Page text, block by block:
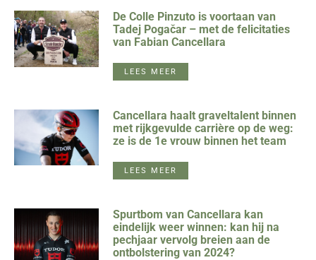
De Colle Pinzuto is voortaan van
Tadej Pogačar – met de felicitaties
van Fabian Cancellara
LEES MEER
Cancellara haalt graveltalent binnen
met rijkgevulde carrière op de weg:
ze is de 1e vrouw binnen het team
LEES MEER
Spurtbom van Cancellara kan
eindelijk weer winnen: kan hij na
pechjaar vervolg breien aan de
ontbolstering van 2024?